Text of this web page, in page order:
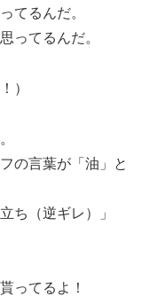
てるんだ。
ってるんだ。
）
の言葉が「油」と
ち（逆ギレ）」
ってるよ！